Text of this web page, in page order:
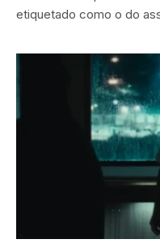
etiquetado como o do